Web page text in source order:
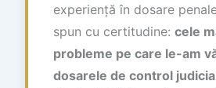
experiență în dosare
spun cu certitudine: cele
probleme pe care le-am
dosarele de control